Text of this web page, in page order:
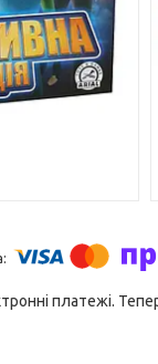
платежі.